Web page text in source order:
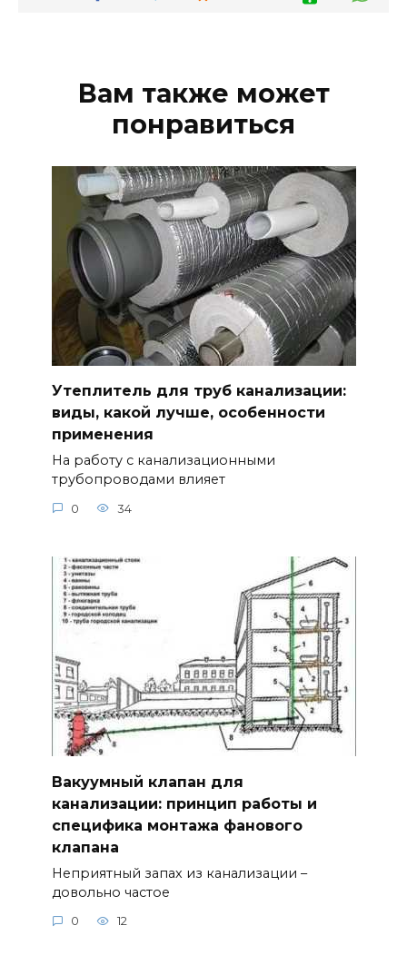
Вам также может
понравиться
Утеплитель для труб канализации:
виды, какой лучше, особенности
применения
На работу с канализационными
трубопроводами влияет
0 34
Вакуумный клапан для
канализации: принцип работы и
специфика монтажа фанового
клапана
Неприятный запах из канализации –
довольно частое
0 12